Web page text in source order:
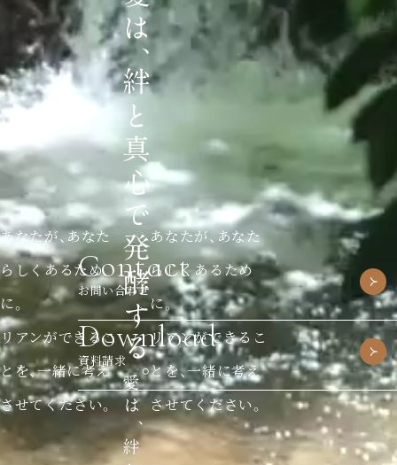
あなたが、あなた
らしくあるため
に。
リアンができるこ
とを、一緒に考え
させてください。
あなたが、あなた
らしくあるため
に。
リアンができるこ
とを、一緒に考え
させてください。
Contact
お問い合わせ
Download
資料請求